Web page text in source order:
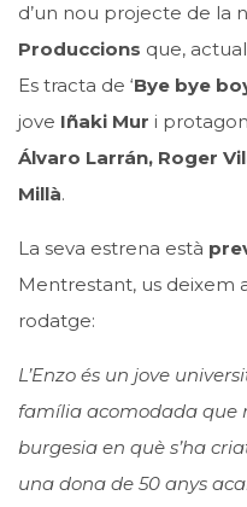
d’un nou projecte de la
Produccions que,
Es tracta de ‘Bye bye
jove Iñaki Mur i
Álvaro Larrán, Roger
Millà.
La seva estrena està
Mentrestant, us deixem
rodatge:
L’Enzo és un jove
família acomodada que
burgesia en què s’ha
una dona de 50 anys